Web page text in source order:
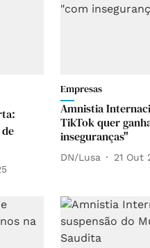
Empresas
Amnistia
TikTok quer
inseguranças"
DN/Lusa 21 Out